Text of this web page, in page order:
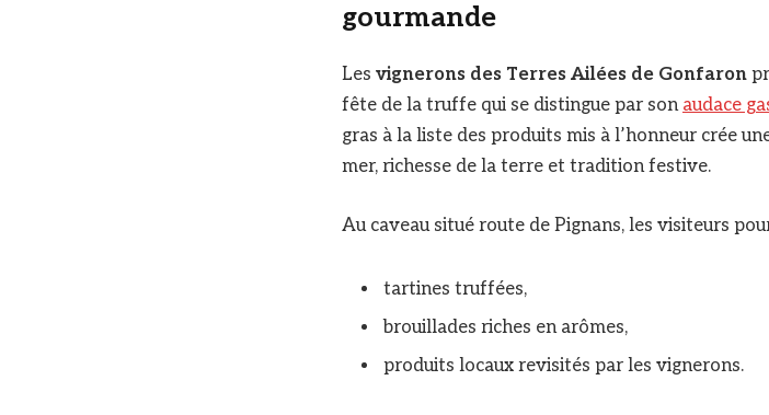
gourmande
Les vignerons des Terres Ailées de Gonfaron
fête de la truffe qui se distingue par son audace
gras à la liste des produits mis à l’honneur crée
mer, richesse de la terre et tradition festive.
Au caveau situé route de Pignans, les visiteurs
tartines truffées,
brouillades riches en arômes,
produits locaux revisités par les vignerons.